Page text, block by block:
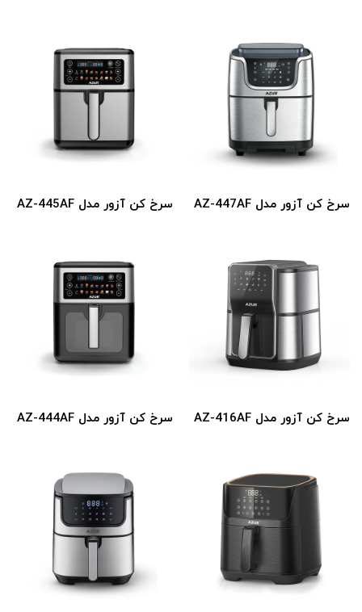
سرخ کن آزور مدل AZ-447AF سرخ کن آزور مدل AZ-445AF
سرخ کن آزور مدل AZ-416AF سرخ کن آزور مدل AZ-444AF